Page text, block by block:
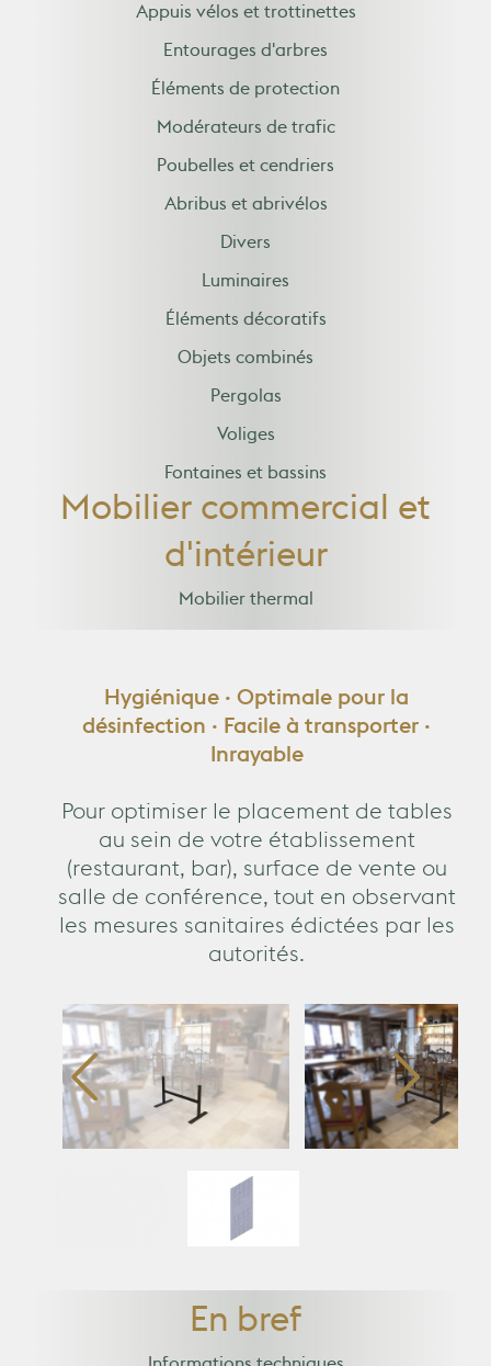
Appuis vélos et trottinettes
Entourages d'arbres
Éléments de protection
Modérateurs de trafic
Poubelles et cendriers
Abribus et abrivélos
Divers
Luminaires
Éléments décoratifs
Objets combinés
Pergolas
Voliges
Fontaines et bassins
Mobilier commercial et
d'intérieur
Mobilier thermal
Hygiénique · Optimale pour la
désinfection · Facile à transporter ·
Inrayable
Pour optimiser le placement de tables
au sein de votre établissement
(restaurant, bar), surface de vente ou
salle de conférence, tout en observant
les mesures sanitaires édictées par les
autorités.
En bref